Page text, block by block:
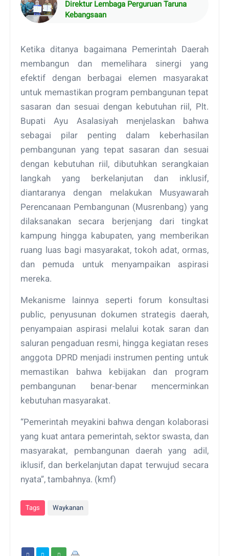
Direktur Lembaga Perguruan Taruna
Kebangsaan
Ketika ditanya bagaimana Pemerintah Daerah
membangun dan memelihara sinergi yang
efektif dengan berbagai elemen masyarakat
untuk memastikan program pembangunan tepat
sasaran dan sesuai dengan kebutuhan riil, Plt.
Bupati Ayu Asalasiyah menjelaskan bahwa
sebagai pilar penting dalam keberhasilan
pembangunan yang tepat sasaran dan sesuai
dengan kebutuhan riil, dibutuhkan serangkaian
langkah yang berkelanjutan dan inklusif,
diantaranya dengan melakukan Musyawarah
Perencanaan Pembangunan (Musrenbang) yang
dilaksanakan secara berjenjang dari tingkat
kampung hingga kabupaten, yang memberikan
ruang luas bagi masyarakat, tokoh adat, ormas,
dan pemuda untuk menyampaikan aspirasi
mereka.
Mekanisme lainnya seperti forum konsultasi
public, penyusunan dokumen strategis daerah,
penyampaian aspirasi melalui kotak saran dan
saluran pengaduan resmi, hingga kegiatan reses
anggota DPRD menjadi instrumen penting untuk
memastikan bahwa kebijakan dan program
pembangunan benar-benar mencerminkan
kebutuhan masyarakat.
“Pemerintah meyakini bahwa dengan kolaborasi
yang kuat antara pemerintah, sektor swasta, dan
masyarakat, pembangunan daerah yang adil,
iklusif, dan berkelanjutan dapat terwujud secara
nyata”, tambahnya. (kmf)
Tags Waykanan